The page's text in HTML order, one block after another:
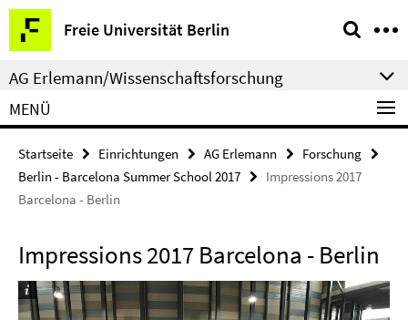
Springe
direkt
zu
Inhalt
Freie Universität Berlin
Service-
Navigation
AG Erlemann/Wissenschaftsforschung
MENÜ
Startseite Einrichtungen AG Erlemann
Forschung
Berlin - Barcelona Summer School 2017
Impressions 2017
Barcelona - Berlin
Impressions 2017 Barcelona - Berlin